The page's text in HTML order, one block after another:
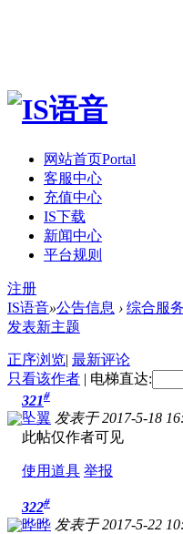
网站首页Portal
客服中心
充值中心
IS下载
新闻中心
平台规则
注册
IS语音»公告信息 › 综合服务
发表新主题
正序浏览| 最新评论
只看该作者 | 电梯直达:
321#
坠翼 发表于 2017-5-18
此帖仅作者可见
使用道具 举报
322#
晔晔 发表于 2017-5-22